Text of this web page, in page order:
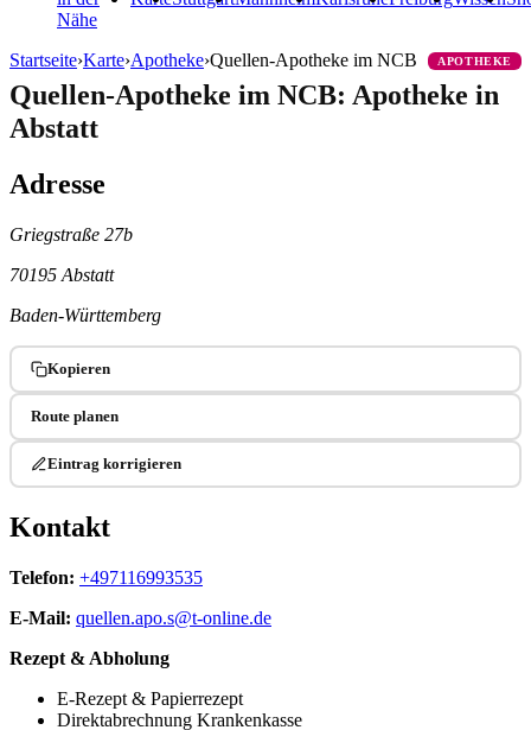
Nähe
Startseite›Karte›Apotheke›Quellen-Apotheke im NCB APOTHEKE
Quellen-Apotheke im NCB: Apotheke in
Abstatt
Adresse
Griegstraße 27b
70195 Abstatt
Baden-Württemberg
Kopieren
Route planen
Eintrag korrigieren
Kontakt
Telefon: +497116993535
E-Mail: quellen.apo.s@t-online.de
Rezept & Abholung
E-Rezept & Papierrezept
Direktabrechnung Krankenkasse